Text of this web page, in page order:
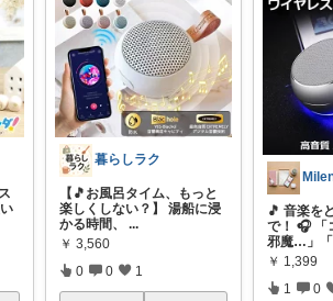
暮らしラク
【🎵お風呂タイム、もっと
楽しくしない？】 湯船に浸
かる時間、
...
￥ 3,560
0 0 1
🎵 音楽を
で！ 🎧 「
邪魔…」「
￥ 1,399
1 0